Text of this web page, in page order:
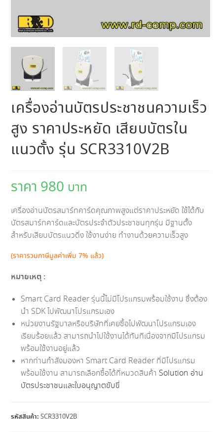
เครื่องอ่านบัตรประชาชนความเร็ว
สูง ราคาประหยัด เสียบบัตรใน
แนวตั้ง รุ่น SCR3310V2B
980
เครื่องอ่านบัตรสมาร์ทคาร์ดคุณภาพสูงแต่ราคาประหยัด ใช้ได้กับ
บัตรสมาร์ทคาร์ดและบัตรประจำตัวประชาชนทุกรุ่น มีฐานตั้ง
สำหรับเสียบบัตรแนวดิ่ง ใช้งานง่าย ทำงานด้วยความเร็วสูง
(ราคารวมภาษีมูลค่าเพิ่ม 7% แล้ว)
หมายเหตุ :
Smart Card Reader รุ่นนี้ไม่มีโปรแกรมพร้อมใช้งาน ซึ่งต้อง
นำ SDK ไปพัฒนาโปรแกรมเอง
หน่วยงานรัฐบาลหรือบริษัทที่เคยซื้อไปพัฒนาโปรแกรมเอง
เรียบร้อยแล้ว สามารถนำไปใช้งานได้ทันทีเนื่องจากมีโปรแกรม
พร้อมใช้งานอยู่แล้ว
หากท่านกำลังมองหา Smart Card Reader ที่มีโปรแกรม
พร้อมใช้งาน สามารถเลือกซื้อได้ที่หมวดสินค้า Solution อ่าน
บัตรประชาชนและใบอนุญาตขับขี่
รหัสสินค้า:SCR3310V2B